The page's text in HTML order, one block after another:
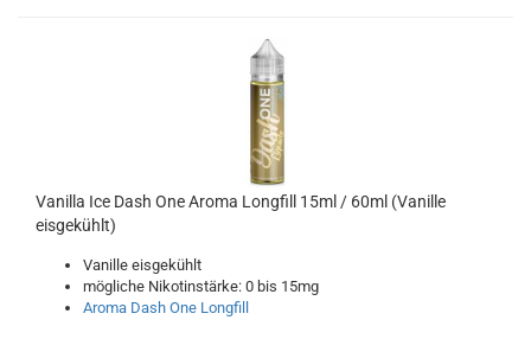
Vanilla Ice Dash One Aroma Longfill 15ml / 60ml (Vanille
eisgekühlt)
Vanille eisgekühlt
mögliche Nikotinstärke: 0 bis 15mg
Aroma Dash One Longfill